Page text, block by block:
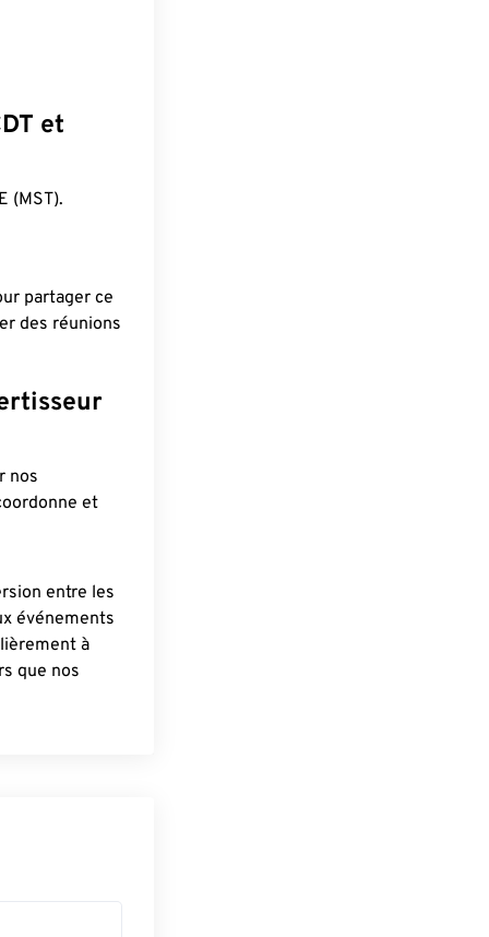
et
(MST).
partager ce
des réunions
nos
et
entre les
événements
à
que nos